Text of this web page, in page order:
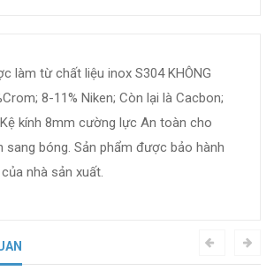
làm từ chất liệu inox S304 KHÔNG
8-11% Niken; Còn lại là Cacbon;
kính 8mm cường lực An toàn cho
sang bóng. Sản phẩm được bảo hành
nhà sản xuất.